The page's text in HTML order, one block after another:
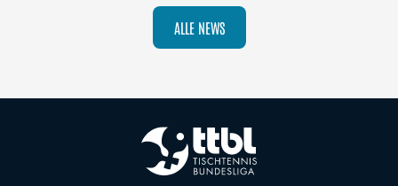
ALLE NEWS